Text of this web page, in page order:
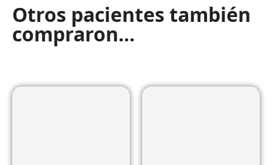
Otros pacientes también
compraron...